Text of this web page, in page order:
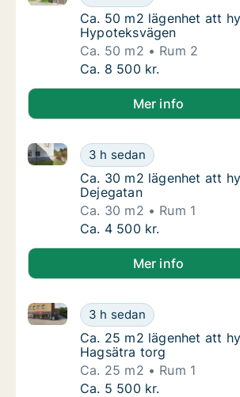
Ca. 50 m2 lägenhet att
Ca. 50 m2 lägenhet att
Hypoteksvägen
Ca. 50 m2
Rum 2
Ca. 50 m2 lägenhet att
Ca. 8 500 kr.
Mer info
Ca. 30 m2 lägenhet att
3 h sedan
Ca. 30 m2 lägenhet att hyra i
Ca. 30 m2 lägenhet att
Ca. 30 m2 lägenhet att
Dejegatan
Ca. 30 m2
Rum 1
Ca. 30 m2 lägenhet att
Ca. 4 500 kr.
Mer info
Ca. 25 m2 lägenhet att
3 h sedan
Ca. 25 m2 lägenhet att hyra i
Ca. 25 m2 lägenhet att
Ca. 25 m2 lägenhet att
Hagsätra torg
Ca. 25 m2
Rum 1
Ca. 25 m2 lägenhet att
Ca. 5 500 kr.